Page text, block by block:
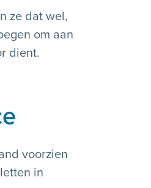
ze dat wel,
om aan
dient.
voorzien
in